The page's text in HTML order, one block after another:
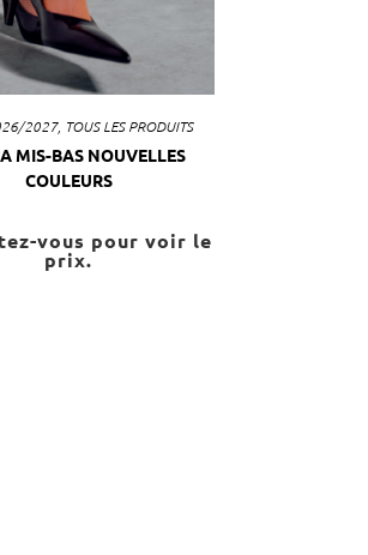
2027, TOUS LES PRODUITS
MIS-BAS NOUVELLES
COULEURS
vous pour voir le
prix.